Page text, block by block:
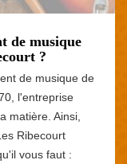
de musique
?
de musique de
l'entreprise
matière. Ainsi,
Ribecourt
vous faut :